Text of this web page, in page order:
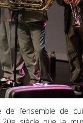
de l’ensemble de